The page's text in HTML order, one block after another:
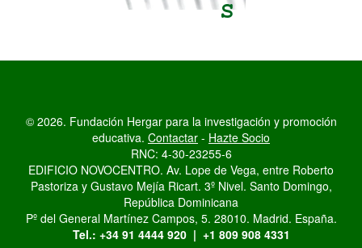
© 2026. Fundación Hergar para la investigación y promoción
educativa. Contactar - Hazte Socio
RNC: 4-30-23255-6
EDIFICIO NOVOCENTRO. Av. Lope de Vega, entre Roberto
Pastoriza y Gustavo Mejía Ricart. 3º Nivel. Santo Domingo,
República Dominicana
Pº del General Martínez Campos, 5. 28010. Madrid. España.
Tel.: +34 91 4444 920 | +1 809 908 4331